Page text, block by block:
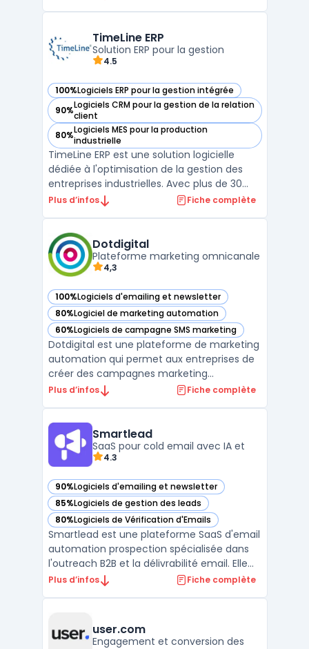
processus de relation client. L’enjeu
principal est ...
TimeLine ERP
Solution ERP pour la gestion
4.5
100%Logiciels ERP pour la gestion intégrée
— voir TimeLine ERP dans cette catégorie
90%Logiciels CRM pour la gestion de la relation
client
— voir TimeLine ERP dans cette catégorie
80%Logiciels MES pour la production
industrielle
— voir TimeLine ERP dans cette catégorie
TimeLine ERP est une solution logicielle
dédiée à l'optimisation de la gestion des
entreprises industrielles. Avec plus de 30
ans d'expérience, notre logiciel ERP propose
traçabilité, le contrôle qualité et
l'automatisa ...
Plus d’infos Fiche complète
Dotdigital
Plateforme marketing omnicanale
4,3
100%Logiciels d'emailing et newsletter
— voir Dotdigital dans cette catégorie
80%Logiciel de marketing automation
— voir Dotdigital dans cette catégorie
60%Logiciels de campagne SMS marketing
— voir Dotdigital dans cette catégorie
Dotdigital est une plateforme de marketing
automation qui permet aux entreprises de
créer des campagnes marketing
personnalisées et hautement ciblées. Avec
intégrés, Dotdigital offre une solution de
marketing to ...
Plus d’infos Fiche complète
Smartlead
SaaS pour cold email avec IA et
4.3
90%Logiciels d'emailing et newsletter
— voir Smartlead dans cette catégorie
85%Logiciels de gestion des leads
— voir Smartlead dans cette catégorie
80%Logiciels de Vérification d'Emails
— voir Smartlead dans cette catégorie
Smartlead est une plateforme SaaS d'email
automation prospection spécialisée dans
l'outreach B2B et la délivrabilité email. Elle
centralise la gestion des comptes email
Plus d’infos Fiche complète
user.com
Engagement et conversion des